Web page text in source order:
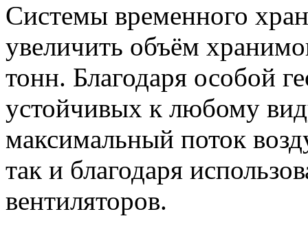
Системы временного
увеличить объём
тонн. Благодаря особой
устойчивых к любому
максимальный поток
так и благодаря
вентиляторов.